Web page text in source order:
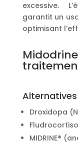
excessive.
garantit un
optimisant
Droxidopa
MIDRINE®